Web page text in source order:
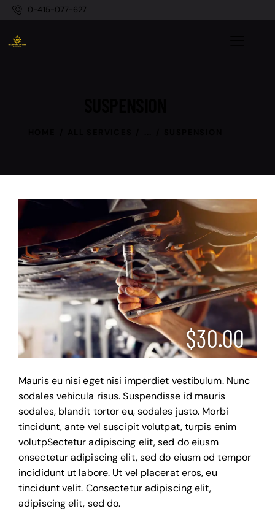
0-415-077-627
$30.00
Mauris eu nisi eget nisi imperdiet vestibulum. Nunc
sodales vehicula risus. Suspendisse id mauris
sodales, blandit tortor eu, sodales justo. Morbi
tincidunt, ante vel suscipit volutpat, turpis enim
volutpSectetur adipiscing elit, sed do eiusm
onsectetur adipiscing elit, sed do eiusm od tempor
incididunt ut labore. Ut vel placerat eros, eu
tincidunt velit. Consectetur adipiscing elit,
adipiscing elit, sed do.